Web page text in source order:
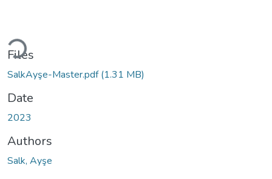
Loading...
Files
SalkAyşe-Master.pdf(1.31 MB)
Date
2023
Authors
Salk, Ayşe